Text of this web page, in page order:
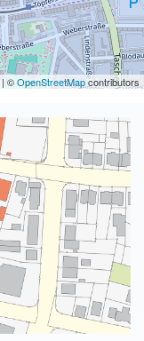
| ©OpenStreetMapcontributors